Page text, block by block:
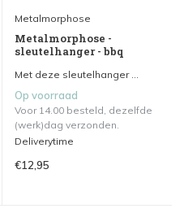
Metalmorphose
Metalmorphose -
sleutelhanger - bbq
Met deze sleutelhanger ...
Op voorraad
Voor 14.00 besteld, dezelfde
(werk)dag verzonden.
Deliverytime
€12,95